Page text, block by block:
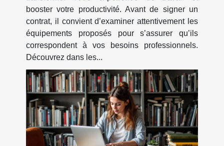
booster votre productivité. Avant de signer un
contrat, il convient d’examiner attentivement les
équipements proposés pour s’assurer qu’ils
correspondent à vos besoins professionnels.
Découvrez dans les...